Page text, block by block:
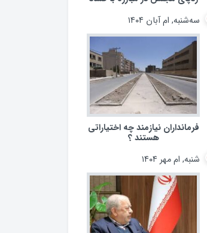
سه‌شنبه, ام آبان ۱۴۰۴
فرمانداران نیازمند چه اختیاراتی
هستند ؟
شنبه, ام مهر ۱۴۰۴